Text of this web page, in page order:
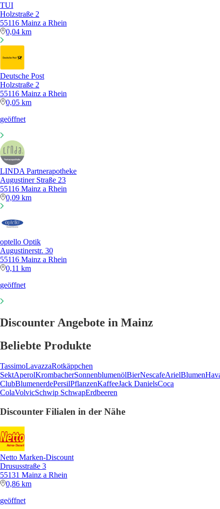
TUI
Holzstraße 2
55116 Mainz a Rhein
0,04 km
Deutsche Post
Holzstraße 2
55116 Mainz a Rhein
0,05 km
geöffnet
LINDA Partnerapotheke
Augustiner Straße 23
55116 Mainz a Rhein
0,09 km
optello Optik
Augustinerstr. 30
55116 Mainz a Rhein
0,11 km
geöffnet
Discounter Angebote in Mainz
Beliebte Produkte
TassimoLavazzaRotkäppchen
SektAperolKrombacherSonnenblumenölBierNescafeArielBlumen
ClubBlumenerdePersilPflanzenKaffeeJack DanielsCoca
ColaVolvicSchwip SchwapErdbeeren
Discounter Filialen in der Nähe
Netto Marken-Discount
Drususstraße 3
55131 Mainz a Rhein
0,86 km
geöffnet